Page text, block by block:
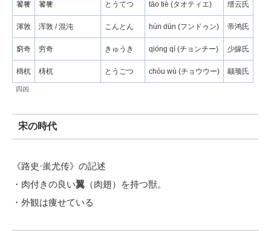
饕餮 饕餮 とうてつ tāo tiè (タオティエ) 缙云氏
渾敦 浑敦 / 混沌 こんとん hún dūn (フンドゥン) 帝鸿氏
窮奇 穷奇 きゅうき qióng qí (チョンチー) 少皞氏
檮杌 梼杌 とうごつ chóu wù (チョウウー) 颛顼氏
四凶
宋の時代
《路史·蚩尤传》の記述
・肉付きの良い翼 （肉翅）を持つ獣。
・外観は痩せている